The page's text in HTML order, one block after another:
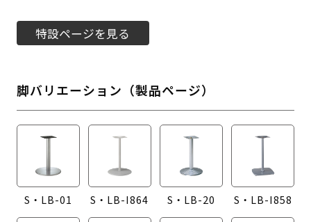
特設ページを見る
脚バリエーション（製品ページ）
S・LB-01 S・LB-I864 S・LB-20 S・LB-I858